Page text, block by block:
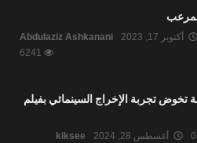
Abdulaziz Ashkanani أكتوبر 17, 2023
تخوض تجربة الإخراج السينمائي بفيلم
kiksee أغسطس 28, 2024